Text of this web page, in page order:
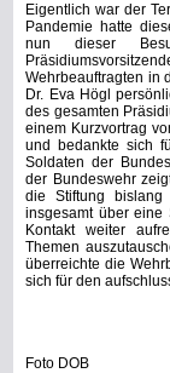
Eigentlich war der
Pandemie hatte
nun dieser
Wehrbeauftragten in
Dr. Eva Högl
des gesamten
einem Kurzvortrag
und bedankte sich
Soldaten der
der Bundeswehr
die Stiftung
insgesamt über eine
Kontakt weiter
Themen
überreichte die
sich für den
Foto DOB